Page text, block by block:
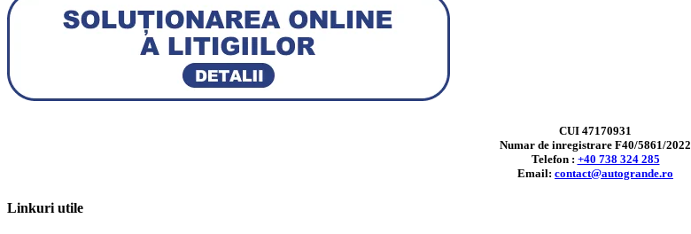
CUI 47170931
Numar de inregistrare F40/5861/2022
Telefon : +40 738 324 285
Email: contact@autogrande.ro
Linkuri utile